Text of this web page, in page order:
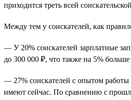
приходится треть всей
Между тем у соискателей, как
— У 20% соискателей зарплатные
до 300 000 ₽, что также на 5%
— 27% соискателей с опытом работы
имеют сейчас. По сравнению с